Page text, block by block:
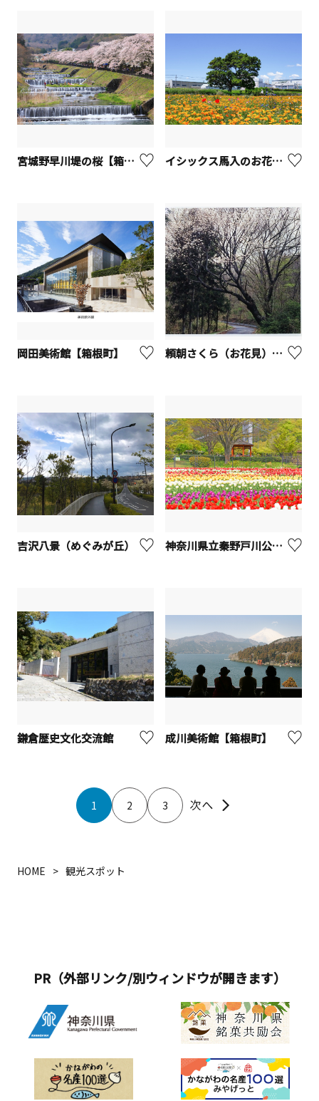
宮城野早川堤の桜【箱根町】 イシックス馬入のお花畑【平塚市】
岡田美術館【箱根町】 頼朝さくら（お花見）【山北町】
吉沢八景（めぐみが丘） 神奈川県立秦野戸川公園【秦野市】
鎌倉歴史文化交流館 成川美術館【箱根町】
1 2 3
HOME 観光スポット
PR（外部リンク/別ウィンドウが開きます）